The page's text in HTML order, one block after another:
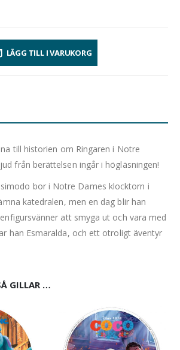
LÄGG TILL I VARUKORG
till historien om Ringaren i Notre
från berättelsen ingår i högläsningen!
bor i Notre Dames klocktorn i
katedralen, men en dag blir han
att smyga ut och vara med
han Esmaralda, och ett otroligt äventyr
GILLAR …